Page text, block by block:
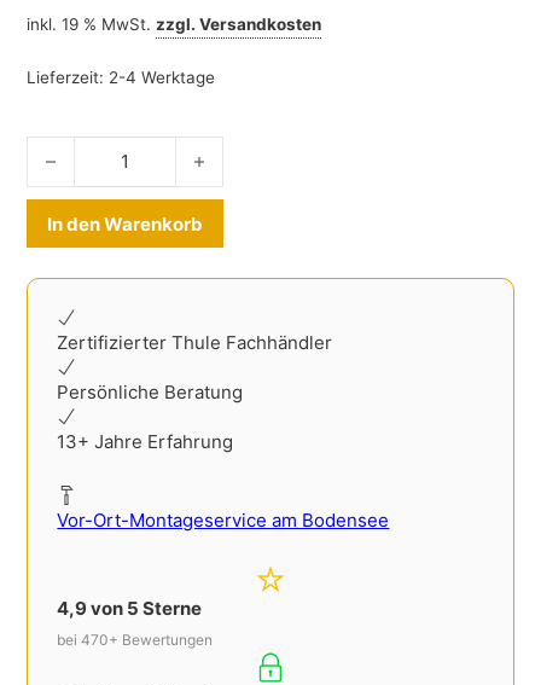
inkl. 19 % MwSt. zzgl.Versandkosten
Lieferzeit: 2-4 Werktage
Ladekantenschutz Edelstahl Mercedes A-Klasse 2012-2018
In den Warenkorb
Zertifizierter Thule Fachhändler
Persönliche Beratung
13+ Jahre Erfahrung
Vor-Ort-Montageservice am Bodensee
4,9 von 5 Sterne
bei 470+ Bewertungen